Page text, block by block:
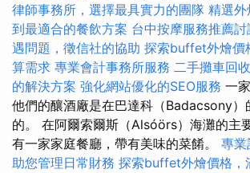
律師事務所，選擇最具實力的團隊 精選
到最適合的餐飲方案 台中按摩服務推薦討
遇問題，徵信社的協助 探索buffet外燴價
算需求 專業會計事務所服務 二手攤車回
的解決方案 強化網站優化的SEO服務 一
他們的釀酒廠是在巴達科（Badacsony）
的。 在阿爾索爾斯（Alsóörs）海灘的主
有一家家庭餐廳，帶有美味的菜餚。 專業
助您管理日常財務 探索buffet外燴價格，